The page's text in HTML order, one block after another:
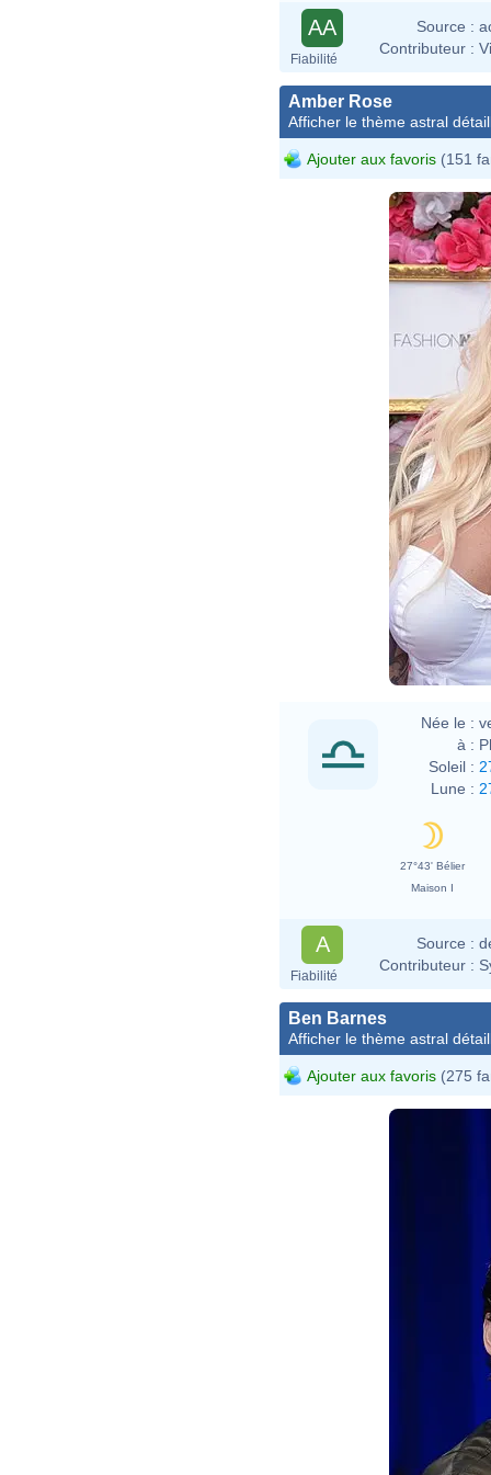
AA
Fiabilité
Source :
Contributeur :
Amber Rose
Afficher le thème astral
Ajouter aux favoris (151
Née le :
à :
Soleil :
Lune :
27°43' Bélier
Maison I
A
Fiabilité
Source :
Contributeur :
Ben Barnes
Afficher le thème astral
Ajouter aux favoris (275